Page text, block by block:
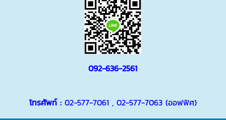
092-636-2561
โทรศัพท์ : 02-577-7061 , 02-577-7063(ออฟฟิศ)